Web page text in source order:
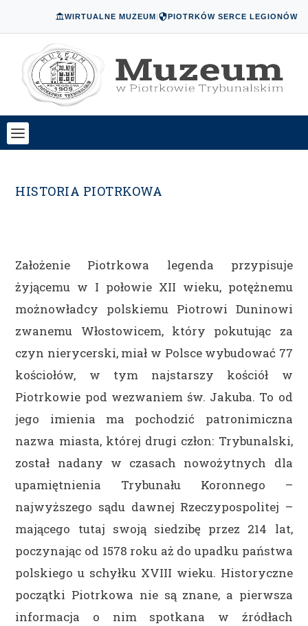
WIRTUALNE MUZEUM| PIOTRKÓW SERCE LEGIONÓW
HISTORIA PIOTRKOWA
Założenie Piotrkowa legenda przypisuje
żyjącemu w I połowie XII wieku, potężnemu
możnowładcy polskiemu Piotrowi Duninowi
zwanemu Włostowicem, który pokutując za
czyn nierycerski, miał w Polsce wybudować 77
kościołów, w tym najstarszy kościół w
Piotrkowie pod wezwaniem św. Jakuba. To od
jego imienia ma pochodzić patronimiczna
nazwa miasta, której drugi człon: Trybunalski,
został nadany w czasach nowożytnych dla
upamiętnienia Trybunału Koronnego –
najwyższego sądu dawnej Rzeczypospolitej –
mającego tutaj swoją siedzibę przez 214 lat,
poczynając od 1578 roku aż do upadku państwa
polskiego u schyłku XVIII wieku. Historyczne
początki Piotrkowa nie są znane, a pierwsza
informacja o nim spotkana w źródłach